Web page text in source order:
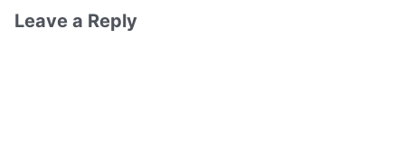
Leave a Reply